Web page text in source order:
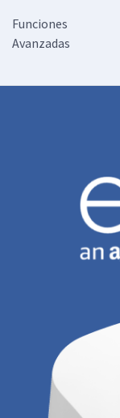
Funciones
Avanzadas